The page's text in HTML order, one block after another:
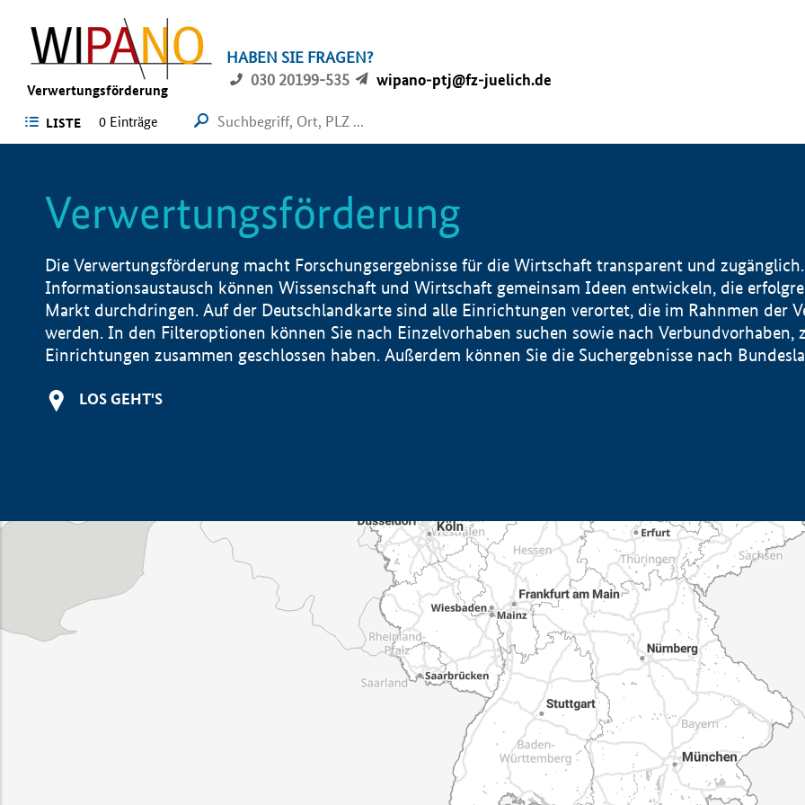
Verwertungsförderung
HABEN SIE FRAGEN?
030 20199-535
wipano-ptj@fz-juelich.de
LISTE 0 Einträge
Verwertungsförderung
Die Verwertungsförderung macht Forschungsergebnisse für die Wirtschaft transparent und
Informationsaustausch können Wissenschaft und Wirtschaft gemeinsam Ideen entwickeln, die
Markt durchdringen. Auf der Deutschlandkarte sind alle Einrichtungen verortet, die im Rahnmen der
werden. In den Filteroptionen können Sie nach Einzelvorhaben suchen sowie nach Verbundvorhaben,
Einrichtungen zusammen geschlossen haben. Außerdem können Sie die Suchergebnisse nach
LOS GEHT'S